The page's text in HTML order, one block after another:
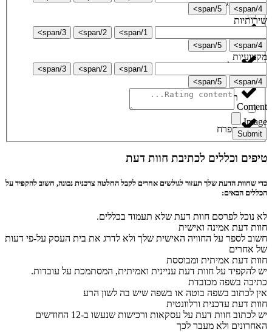
רכסים
תל אביב
תל ציון
תפרח
4/span>
5/span>
שירותיות
1/span>
2/span>
3/span>
4/span>
5/span>
מקצועיות
1/span>
2/span>
3/span>
4/span>
5/span>
Content
Image
Submit
טיפים וכללים לכתיבת חוות דעת
כדי שחוות הדעת שלך תעזור לגולשים אחרים לקבל החלטה צרכנית נכונה, חשוב להקפיד על
הכללים הבאים:
לא נוכל לפרסם חוות דעת שלא תעמוד בכללים.
חוות דעת אמינה ואישית
חשוב לספר על החוויה האישית שלך ולא לדרג את בית העסק על-פי דעות
של אחרים
חוות דעת אמיתית ומבוססת
יש להקפיד על חוות דעת עניינית ואמיתית, המסתמכת על עובדות.
כתיבה בשפה מכובדת
אין לכתוב בשפה בוטה או בשפה שיש בה לשון הרע
חוות דעת עדכנית ורלוונטית
יש לכתוב חוות דעת על עסקאות ורכישות שנעשו ב-12 החודשים
האחרונים ולא מעבר לכך